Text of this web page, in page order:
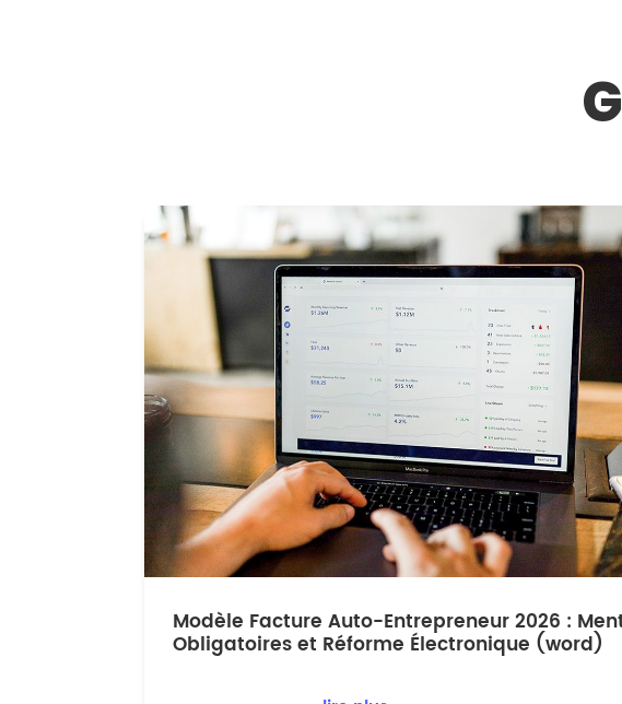
Modèle Facture Auto-Entrepreneur 2026 :
Obligatoires et Réforme Électronique (word)